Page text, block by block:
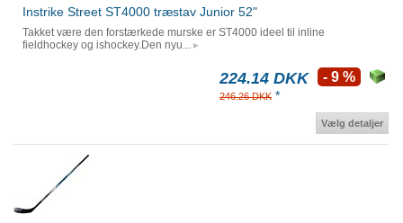
Instrike Street ST4000 træstav Junior 52"
Takket være den forstærkede murske er ST4000 ideel til inline
fieldhockey og ishockey.Den nyu...
224.14 DKK
246.26 DKK *
- 9 %
Vælg detaljer